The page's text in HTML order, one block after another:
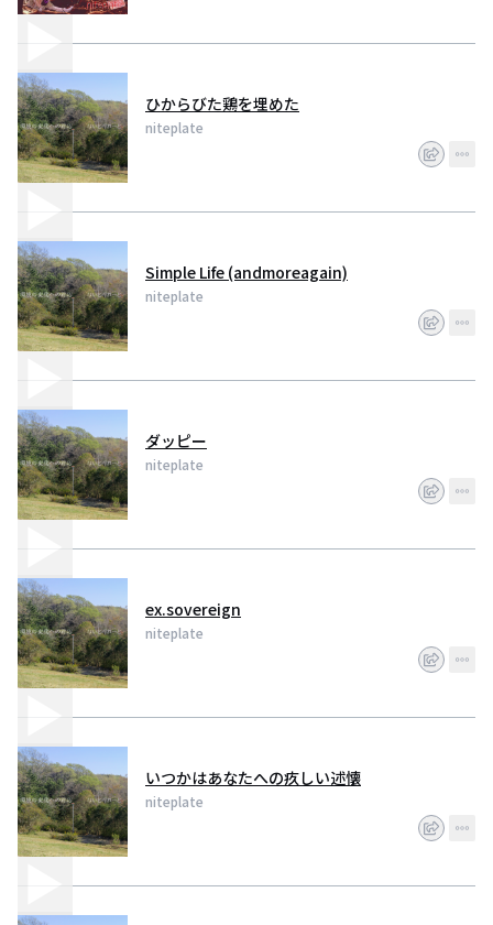
ひからびた鶏を埋めた
niteplate
Simple Life (andmoreagain)
niteplate
ダッピー
niteplate
ex.sovereign
niteplate
いつかはあなたへの疚しい述懐
niteplate